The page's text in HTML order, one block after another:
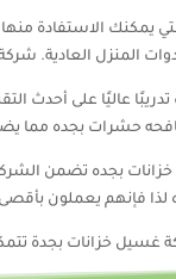
الاستفادة
المنزل العادية.
عاليًا على أحدث
حشرات بجده
بجده تضمن
فإنهم يعملون بأقصى
غسيل خزانات بجدة